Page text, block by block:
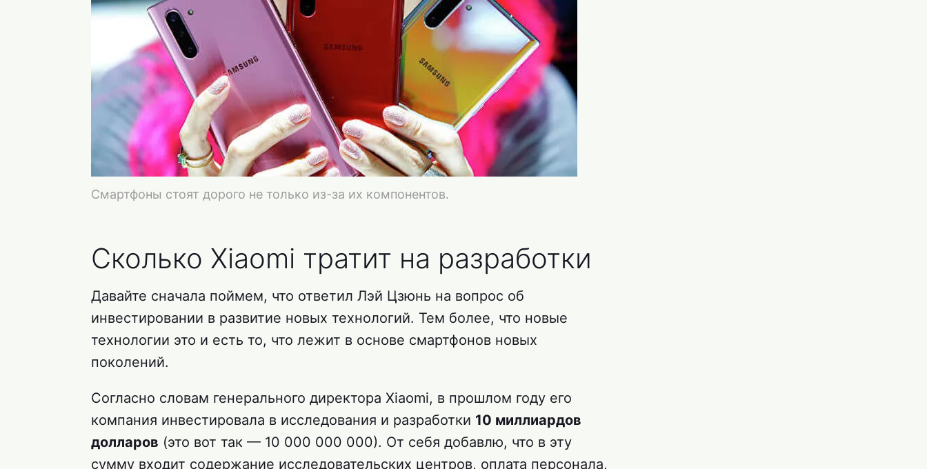
Смартфоны стоят дорого не только из-за их компонентов.
Сколько Xiaomi тратит на разработки
Давайте сначала поймем, что ответил Лэй Цзюнь на вопрос об
инвестировании в развитие новых технологий. Тем более, что новые
технологии это и есть то, что лежит в основе смартфонов новых
поколений.
Согласно словам генерального директора Xiaomi, в прошлом году его
компания инвестировала в исследования и разработки 10 миллиардов
долларов (это вот так — 10 000 000 000). От себя добавлю, что в эту
сумму входит содержание исследовательских центров, оплата персонала,